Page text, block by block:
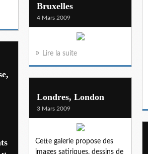
Bruxelles
4 Mars 2009
Lire la suite
Londres, London
3 Mars 2009
Cette galerie propose des
images satiriques, dessins de